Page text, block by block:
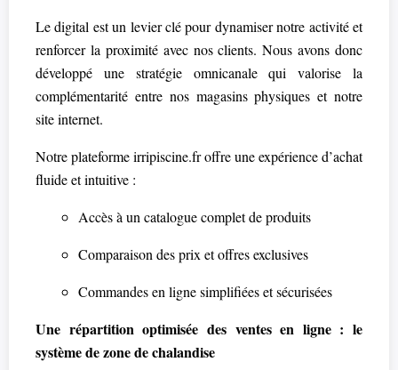
Le digital est un levier clé pour dynamiser notre activité et
renforcer la proximité avec nos clients. Nous avons donc
développé une stratégie omnicanale qui valorise la
complémentarité entre nos magasins physiques et notre
site internet.
Notre plateforme irripiscine.fr offre une expérience d’achat
fluide et intuitive :
Accès à un catalogue complet de produits
Comparaison des prix et offres exclusives
Commandes en ligne simplifiées et sécurisées
Une répartition optimisée des ventes en ligne : le
système de zone de chalandise